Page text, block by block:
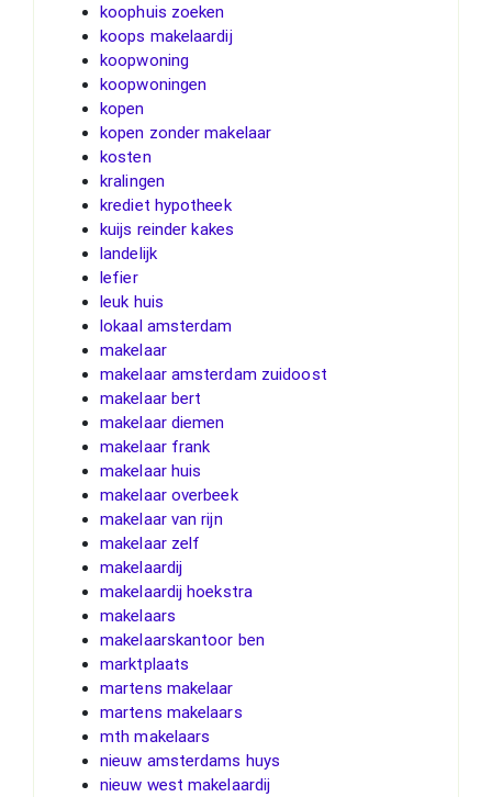
koophuis zoeken
koops makelaardij
koopwoning
koopwoningen
kopen
kopen zonder makelaar
kosten
kralingen
krediet hypotheek
kuijs reinder kakes
landelijk
lefier
leuk huis
lokaal amsterdam
makelaar
makelaar amsterdam zuidoost
makelaar bert
makelaar diemen
makelaar frank
makelaar huis
makelaar overbeek
makelaar van rijn
makelaar zelf
makelaardij
makelaardij hoekstra
makelaars
makelaarskantoor ben
marktplaats
martens makelaar
martens makelaars
mth makelaars
nieuw amsterdams huys
nieuw west makelaardij